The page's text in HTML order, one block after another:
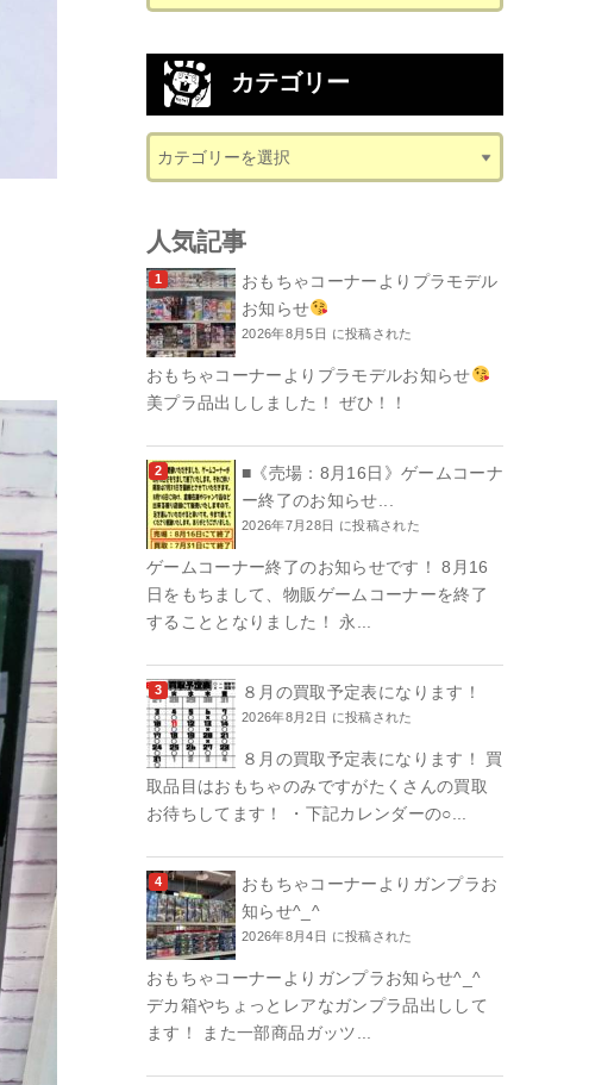
カテゴリー
人気記事
おもちゃコーナーよりプラモデル
お知らせ
2026年8月5日 に投稿された
おもちゃコーナーよりプラモデルお知らせ
美プラ品出ししました！ ぜひ！！
■《売場：8月16日》ゲームコーナ
ー終了のお知らせ...
2026年7月28日 に投稿された
ゲームコーナー終了のお知らせです！ 8月16
日をもちまして、物販ゲームコーナーを終了
することとなりました！ 永...
８月の買取予定表になります！
2026年8月2日 に投稿された
８月の買取予定表になります！ 買
取品目はおもちゃのみですがたくさんの買取
お待ちしてます！ ・下記カレンダーの○...
おもちゃコーナーよりガンプラお
知らせ^_^
2026年8月4日 に投稿された
おもちゃコーナーよりガンプラお知らせ^_^
デカ箱やちょっとレアなガンプラ品出しして
ます！ また一部商品ガッツ...